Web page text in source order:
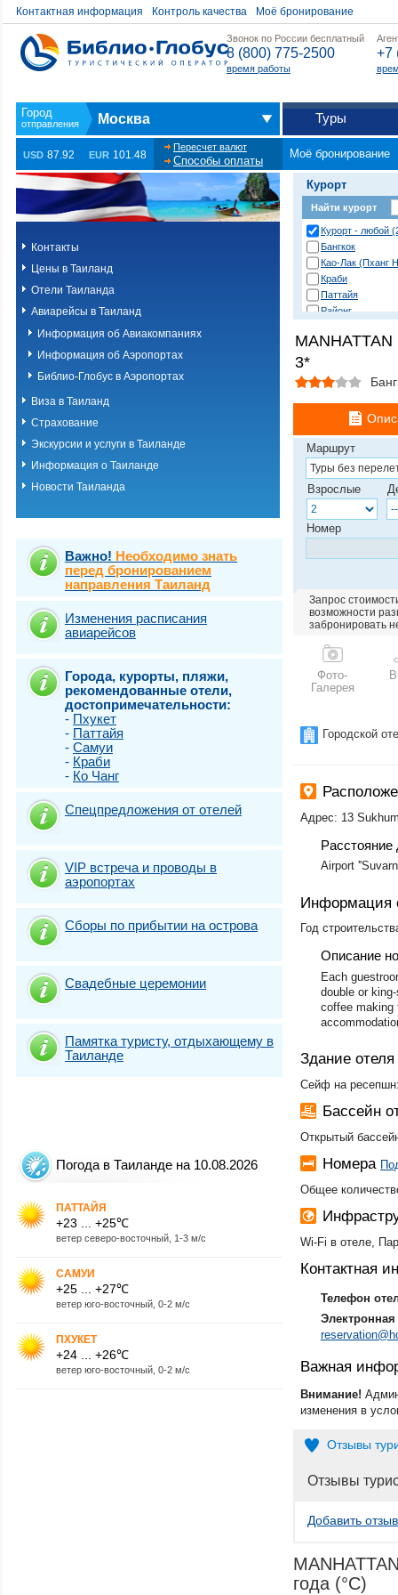
Контактная информация Контроль качества Моё бронирование
Звонок по России бесплатный
8 (800) 775-2500
время работы
+7
Москва Туры
USD 87.92 EUR 101.48
Пересчет валют
Способы оплаты
Моё бронирование
Контакты
Цены в Таиланд
Отели Таиланда
Авиарейсы в Таиланд
Информация об Авиакомпаниях
Информация об Аэропортах
Библио-Глобус в Аэропортах
Виза в Таиланд
Страхование
Экскурсии и услуги в Таиланде
Информация о Таиланде
Новости Таиланда
Важно! Необходимо знать
перед бронированием
направления Таиланд
Изменения расписания
авиарейсов
Города, курорты, пляжи,
рекомендованные отели,
достопримечательности:
- Пхукет
- Паттайя
- Самуи
- Краби
- Ко Чанг
Спецпредложения от отелей
VIP встреча и проводы в
аэропортах
Сборы по прибытии на острова
Свадебные церемонии
Памятка туристу, отдыхающему в
Таиланде
Погода в Таиланде на 10.08.2026
ПАТТАЙЯ
+23 ... +25℃
ветер северо-восточный, 1-3 м/с
САМУИ
+25 ... +27℃
ветер юго-восточный, 0-2 м/с
ПХУКЕТ
+24 ... +26℃
ветер юго-восточный, 0-2 м/с
Курорт
Найти курорт
Курорт - любой
Бангкок
Као-Лак (Пханг
Краби
Паттайя
Районг
о. Пханган
о.Пхи-Пхи
о.Пхукет.
о.Пхукет. Пляж
о.Пхукет. Пляж
о.Пхукет. Пляж
о.Пхукет. Пляж
о.Пхукет. Пляж
о.Пхукет. Пляж
о.Пхукет. Пляж
о.Пхукет. Пляж
о.Пхукет. Пляж
о.Пхукет. Пляж
о.Самет
о.Самуи
о.Чанг
3*
Маршрут
Взрослые
Номер
Запрос
возможности
забронировать
Фото-
Галерея
Городской
Адрес: 13
Расстояние
Airport
Информация
Год
Описание
Each
double or
coffee making
Здание отеля
Сейф на
Бассейн
Открытый
Номера
Общее
Wi-Fi в отеле,
Контактная
Телефон
Электронная
Важная
Внимание!
изменения в
Отзывы
Отзывы
Добавить отзыв
года (°C)